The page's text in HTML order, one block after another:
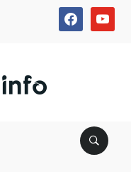
facebookyoutube